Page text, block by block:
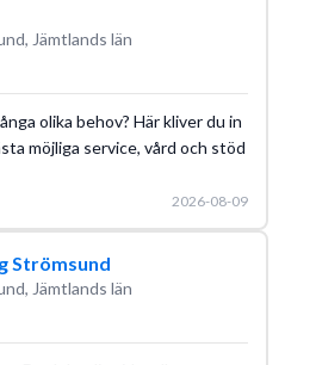
Jämtlands län
olika behov? Här kliver du in
möjliga service, vård och stöd
2026-08-09
Strömsund
Jämtlands län